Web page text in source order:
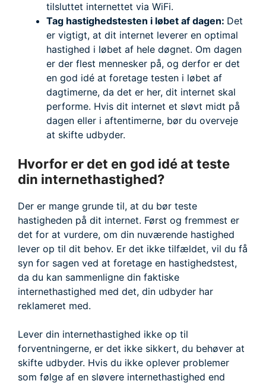
tilsluttet internettet via WiFi.
Tag hastighedstesten i løbet af dagen: Det
er vigtigt, at dit internet leverer en optimal
hastighed i løbet af hele døgnet. Om dagen
er der flest mennesker på, og derfor er det
en god idé at foretage testen i løbet af
dagtimerne, da det er her, dit internet skal
performe. Hvis dit internet et sløvt midt på
dagen eller i aftentimerne, bør du overveje
at skifte udbyder.
Hvorfor er det en god idé at teste
din internethastighed?
Der er mange grunde til, at du bør teste
hastigheden på dit internet. Først og fremmest er
det for at vurdere, om din nuværende hastighed
lever op til dit behov. Er det ikke tilfældet, vil du få
syn for sagen ved at foretage en hastighedstest,
da du kan sammenligne din faktiske
internethastighed med det, din udbyder har
reklameret med.
Lever din internethastighed ikke op til
forventningerne, er det ikke sikkert, du behøver at
skifte udbyder. Hvis du ikke oplever problemer
som følge af en sløvere internethastighed end